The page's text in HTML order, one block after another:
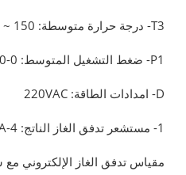
T3- درجة حرارة متوسطة: 150 ~ 200 درجة مئوية
P1- ضغط التشغيل المتوسط: 0-1.0 ميجا باسكال
D- امدادات الطاقة: 220VAC
1- مستشعر تدفق الغاز الناتج: 4-20mA
مقياس تدفق الغاز الإلكتروني